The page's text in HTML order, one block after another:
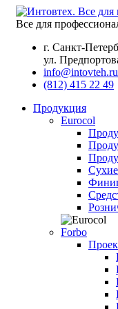
Все для
г. Санкт-
ул.
info@intovteh.ru
(812) 415 22 49
Продукция
Eurocol
Forbo